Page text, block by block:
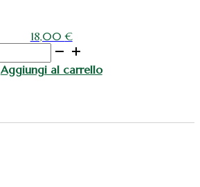
18,00€
Aggiungi al carrello